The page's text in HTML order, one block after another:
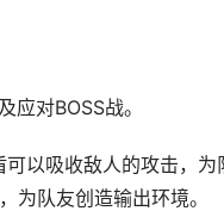
对BOSS战。
以吸收敌人的攻击，
为队友创造输出环境。